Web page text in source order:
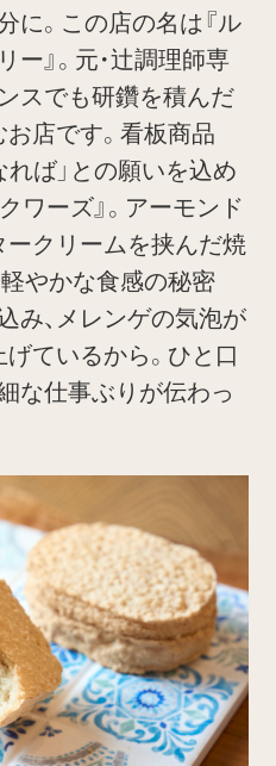
に。この店の名は『ル
ー』。元・辻調理師専
スでも研鑽を積んだ
店です。看板商品
れば」との願いを込め
ワーズ』。アーモンド
クリームを挟んだ焼
やかな食感の秘密
み、メレンゲの気泡が
ているから。ひと口
な仕事ぶりが伝わっ